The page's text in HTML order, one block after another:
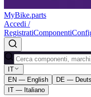
MyBike.parts
Accedi /
RegistratiComponenti
IT
EN — English
DE —
IT — Italiano